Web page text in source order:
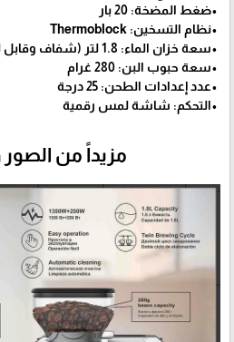
•ضغط المضخة: 20 بار
•نظام التسخين: Thermoblock
•سعة خزان الماء: 1.8 لتر (شفاف وقابل للفك)
•سعة حبوب البن: 280 غرام
•عدد إعدادات الطحن: 25 درجة
•التحكم: شاشة لمس رقمية
مزيداً من الصور